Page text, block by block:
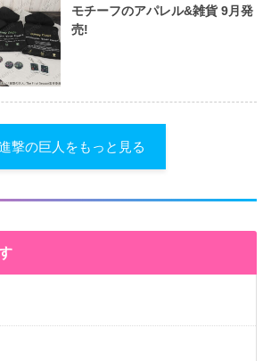
モチーフのアパレル&雑貨 9月発
売!
撃の巨人をもっと見る